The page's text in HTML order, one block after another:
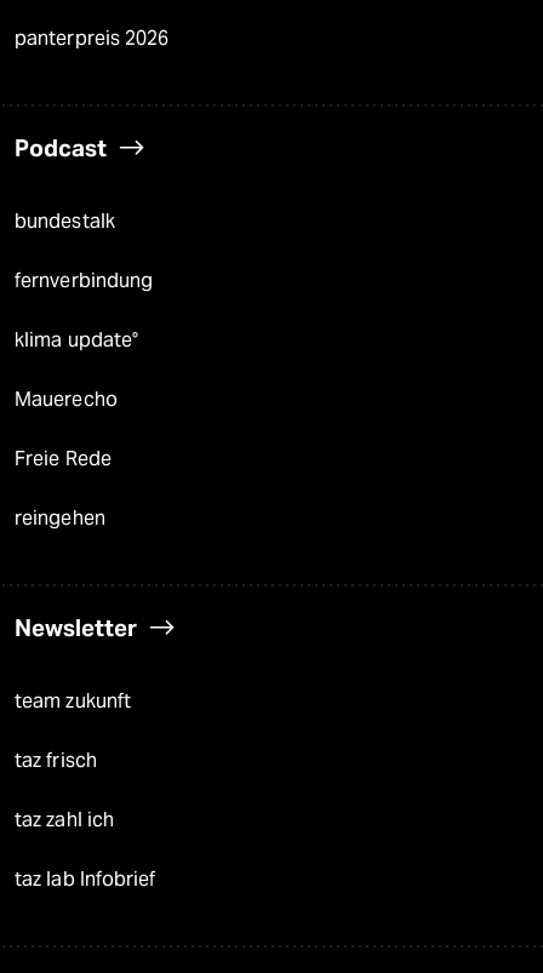
panterpreis 2026
Podcast
bundestalk
fernverbindung
klima update°
Mauerecho
Freie Rede
reingehen
Newsletter
team zukunft
taz frisch
taz zahl ich
taz lab Infobrief